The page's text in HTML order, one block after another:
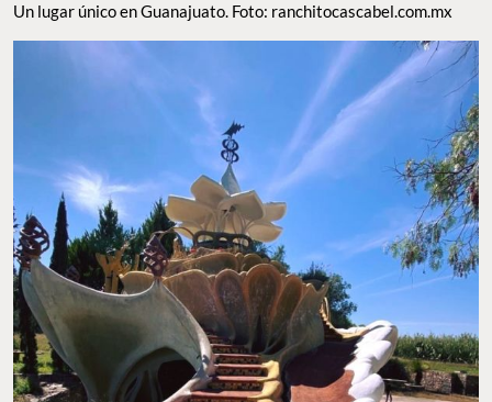
Un lugar único en Guanajuato. Foto: ranchitocascabel.com.mx